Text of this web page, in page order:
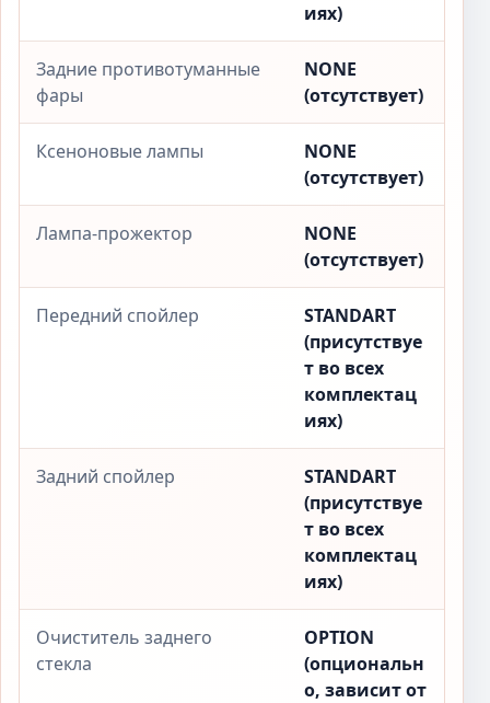
иях)
Задние противотуманные
фары
NONE
(отсутствует)
Ксеноновые лампы
NONE
(отсутствует)
Лампа-прожектор
NONE
(отсутствует)
Передний спойлер
STANDART
(присутствуе
т во всех
комплектац
иях)
Задний спойлер
STANDART
(присутствуе
т во всех
комплектац
иях)
Очиститель заднего
стекла
OPTION
(опциональн
о, зависит от